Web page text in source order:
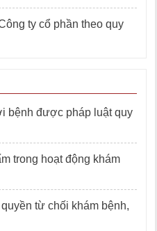
ty cổ phần theo quy
bệnh được pháp luật quy
trong hoạt động khám
từ chối khám bệnh,